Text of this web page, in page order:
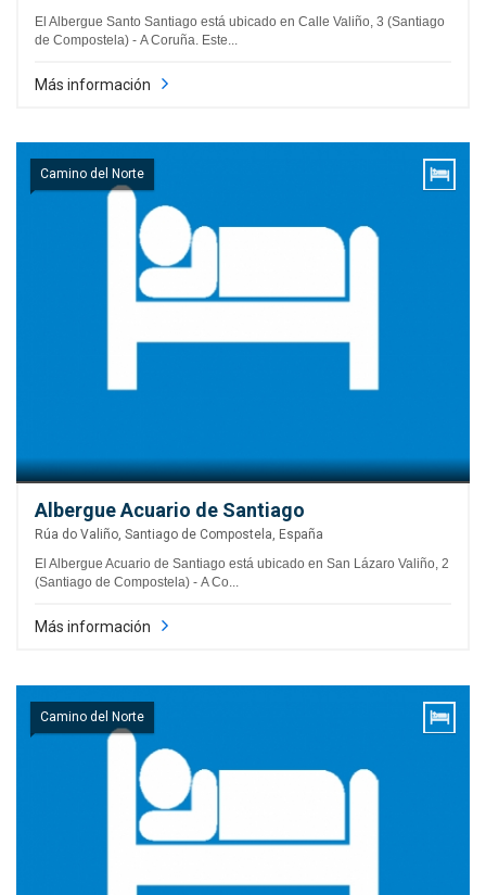
El Albergue Santo Santiago está ubicado en Calle Valiño, 3 (Santiago
de Compostela) - A Coruña. Este...
Más información
Camino del Norte
Albergue Acuario de Santiago
Rúa do Valiño, Santiago de Compostela, España
El Albergue Acuario de Santiago está ubicado en San Lázaro Valiño, 2
(Santiago de Compostela) - A Co...
Más información
Camino del Norte